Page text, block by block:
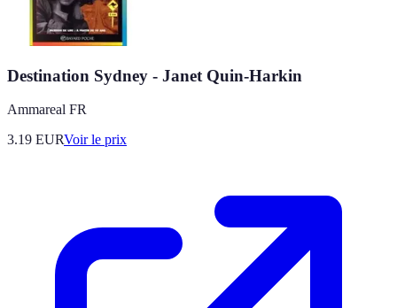
Destination Sydney - Janet Quin-Harkin
Ammareal FR
3.19 EURVoir le prix